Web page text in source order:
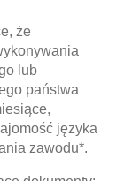
że
lub
państwa
języka
zawodu*.